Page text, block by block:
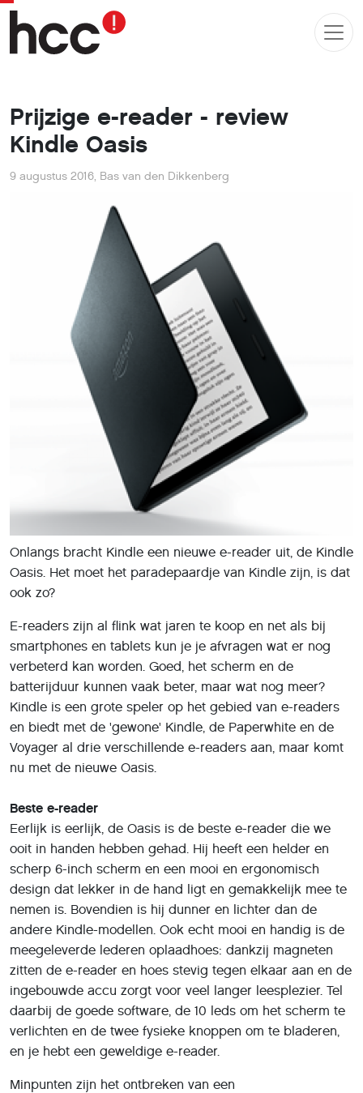
Prijzige e-reader - review
Kindle Oasis
9 augustus 2016, Bas van den Dikkenberg
Onlangs bracht Kindle een nieuwe e-reader uit, de Kindle
Oasis. Het moet het paradepaardje van Kindle zijn, is dat
ook zo?
E-readers zijn al flink wat jaren te koop en net als bij
smartphones en tablets kun je je afvragen wat er nog
verbeterd kan worden. Goed, het scherm en de
batterijduur kunnen vaak beter, maar wat nog meer?
Kindle is een grote speler op het gebied van e-readers
en biedt met de 'gewone' Kindle, de Paperwhite en de
Voyager al drie verschillende e-readers aan, maar komt
nu met de nieuwe Oasis.
Beste e-reader
Eerlijk is eerlijk, de Oasis is de beste e-reader die we
ooit in handen hebben gehad. Hij heeft een helder en
scherp 6-inch scherm en een mooi en ergonomisch
design dat lekker in de hand ligt en gemakkelijk mee te
nemen is. Bovendien is hij dunner en lichter dan de
andere Kindle-modellen. Ook echt mooi en handig is de
meegeleverde lederen oplaadhoes: dankzij magneten
zitten de e-reader en hoes stevig tegen elkaar aan en de
ingebouwde accu zorgt voor veel langer leesplezier. Tel
daarbij de goede software, de 10 leds om het scherm te
verlichten en de twee fysieke knoppen om te bladeren,
en je hebt een geweldige e-reader.
Minpunten zijn het ontbreken van een